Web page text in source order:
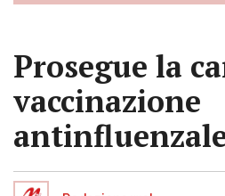
Prosegue la
vaccinazione